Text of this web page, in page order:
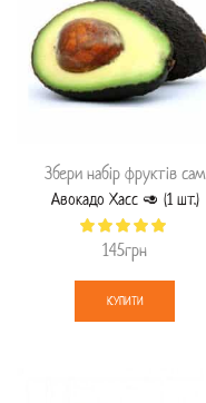
Збери набір фруктів сам
Авокадо Хасс 🥑 (1 шт.)
145грн
КУПИТИ